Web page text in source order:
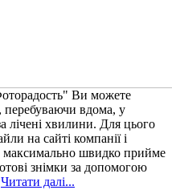
Ви можете
перебуваючи вдома, у
лічені хвилини. Для цього
на сайті компанії і
швидко прийме
знімки за допомогою
Читати далі...